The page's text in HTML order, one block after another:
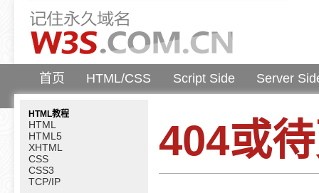
首页 HTML/CSS Script Side Server
HTML教程
HTML
HTML5
XHTML
CSS
CSS3
TCP/IP
404或